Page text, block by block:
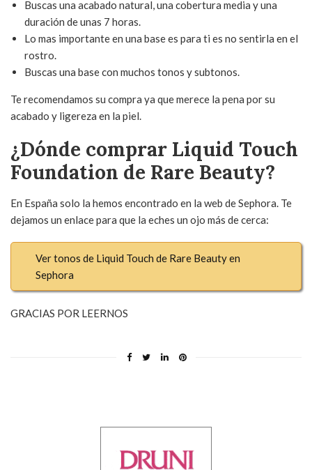
Buscas una acabado natural, una cobertura media y una
duración de unas 7 horas.
Lo mas importante en una base es para ti es no sentirla en el
rostro.
Buscas una base con muchos tonos y subtonos.
Te recomendamos su compra ya que merece la pena por su
acabado y ligereza en la piel.
¿Dónde comprar Liquid Touch
Foundation de Rare Beauty?
En España solo la hemos encontrado en la web de Sephora. Te
dejamos un enlace para que la eches un ojo más de cerca:
Ver tonos de Liquid Touch de Rare Beauty en
Sephora
GRACIAS POR LEERNOS